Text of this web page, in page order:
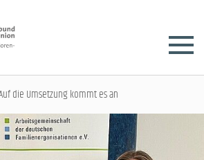
die Umsetzung kommt es an